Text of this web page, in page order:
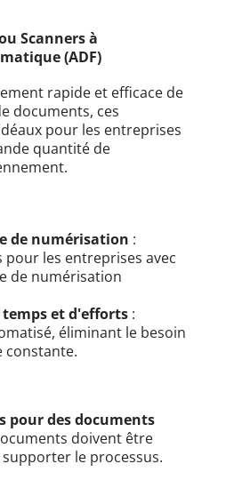
Scanners à
(ADF)
rapide et efficace de
documents, ces
pour les entreprises
quantité de
de numérisation :
pour les entreprises avec
de numérisation
temps et d'efforts :
éliminant le besoin
constante.
pour des documents
doivent être
le processus.